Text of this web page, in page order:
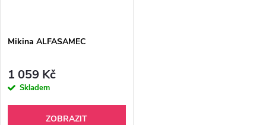
Mikina ALFASAMEC
1 059 Kč
Skladem
ZOBRAZIT